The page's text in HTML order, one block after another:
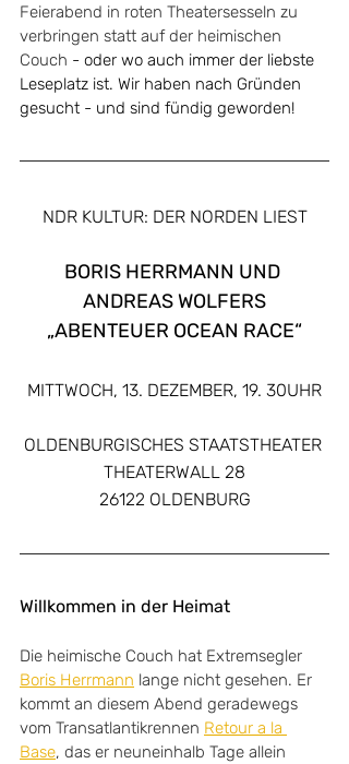
Feierabend in roten Theatersesseln zu
verbringen statt auf der heimischen
Couch - oder wo auch immer der liebste
Leseplatz ist. Wir haben nach Gründen
gesucht - und sind fündig geworden!
NDR KULTUR: DER NORDEN LIEST
BORIS HERRMANN UND
ANDREAS WOLFERS
„ABENTEUER OCEAN RACE“
MITTWOCH, 13. DEZEMBER, 19. 30UHR
OLDENBURGISCHES STAATSTHEATER
THEATERWALL 28
26122 OLDENBURG
Willkommen in der Heimat
Die heimische Couch hat Extremsegler
Boris Herrmann lange nicht gesehen. Er
kommt an diesem Abend geradewegs
vom Transatlantikrennen Retour a la
Base, das er neuneinhalb Tage allein